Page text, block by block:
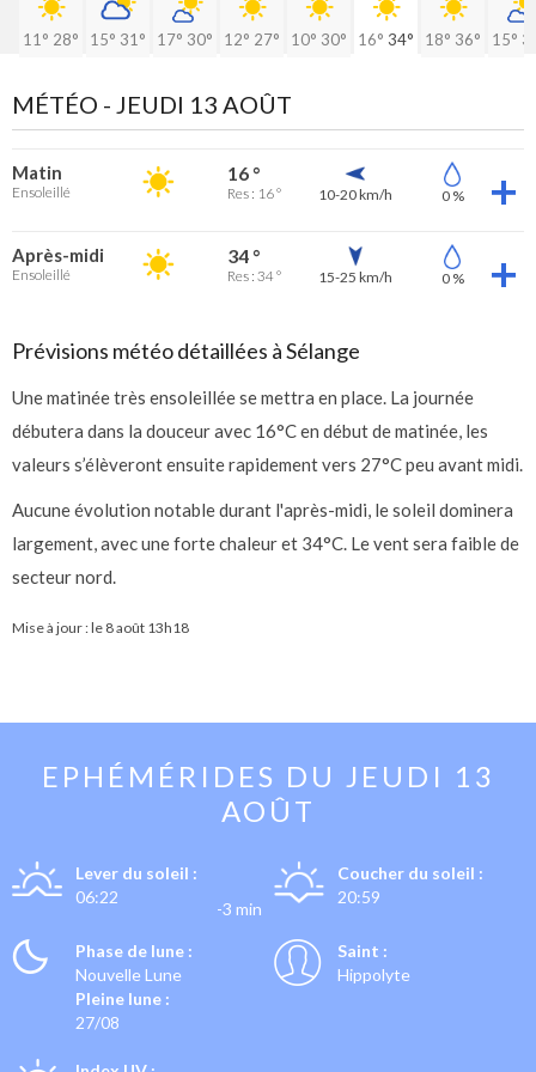
11° 28° 15° 31° 17° 30° 12° 27° 10° 30° 16° 34° 18° 36° 15°
MÉTÉO - JEUDI 13 AOÛT
Matin
Ensoleillé
16 °
Res : 16 ° 10-20 km/h 0 %
Après-midi
Ensoleillé
34 °
Res : 34 ° 15-25 km/h 0 %
Prévisions météo détaillées à Sélange
Une matinée très ensoleillée se mettra en place. La journée
débutera dans la douceur avec 16°C en début de matinée, les
valeurs s’élèveront ensuite rapidement vers 27°C peu avant midi.
Aucune évolution notable durant l'après-midi, le soleil dominera
largement, avec une forte chaleur et 34°C. Le vent sera faible de
secteur nord.
Mise à jour : le 8 août 13h18
EPHÉMÉRIDES DU JEUDI 13
AOÛT
Lever du soleil :
06:22
-3 min
Coucher du soleil :
20:59
Phase de lune :
Nouvelle Lune
Pleine lune :
27/08
Saint :
Hippolyte